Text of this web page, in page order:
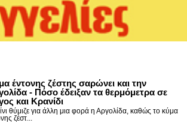
έντονης ζέστης σαρώνει και την
- Πόσο έδειξαν τα θερμόμετρα σε
και Κρανίδι
θύμιζε για άλλη μια φορά η Αργολίδα, καθώς το κύμα
ζέστ...